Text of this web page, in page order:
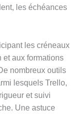
les échéances
les créneaux
et aux formations
nombreux outils
lesquels Trello,
et suivi
Une astuce